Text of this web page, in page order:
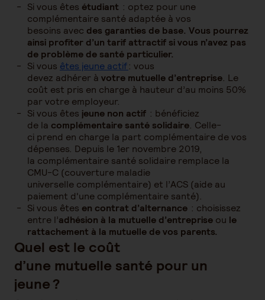
Si vous êtes étudiant : optez pour une
complémentaire santé adaptée à vos
besoins avec des garanties de base. Vous pourrez
ainsi profiter d’un tarif attractif si vous n’avez pas
de problème de santé particulier.
Si vous êtes jeune actif: vous
devez adhérer à votre mutuelle d’entreprise. Le
coût est pris en charge à hauteur d’au moins 50%
par votre employeur.
Si vous êtes jeune non actif : bénéficiez
de la complémentaire santé solidaire. Celle-
ci prend en charge la part complémentaire de vos
dépenses. Depuis le 1er novembre 2019,
la complémentaire santé solidaire remplace la
CMU-C (couverture maladie
universelle complémentaire) et l’ACS (aide au
paiement d'une complémentaire santé).
Si vous êtes en contrat d’alternance : choisissez
entre l’adhésion à la mutuelle d’entreprise ou le
rattachement à la mutuelle de vos parents.
Quel est le coût
d’une mutuelle santé pour un
jeune ?